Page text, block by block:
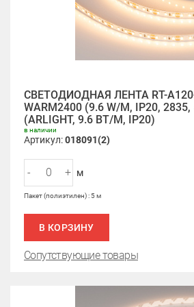
СВЕТОДИОДНАЯ ЛЕНТА RT-
WARM2400 (9.6 W/M, IP20, 2835,
(ARLIGHT, 9.6 ВТ/М, IP20)
в наличии
Артикул:018091(2)
- + м
Пакет (полиэтилен) : 5 м
В КОРЗИНУ
Сопутствующие товары